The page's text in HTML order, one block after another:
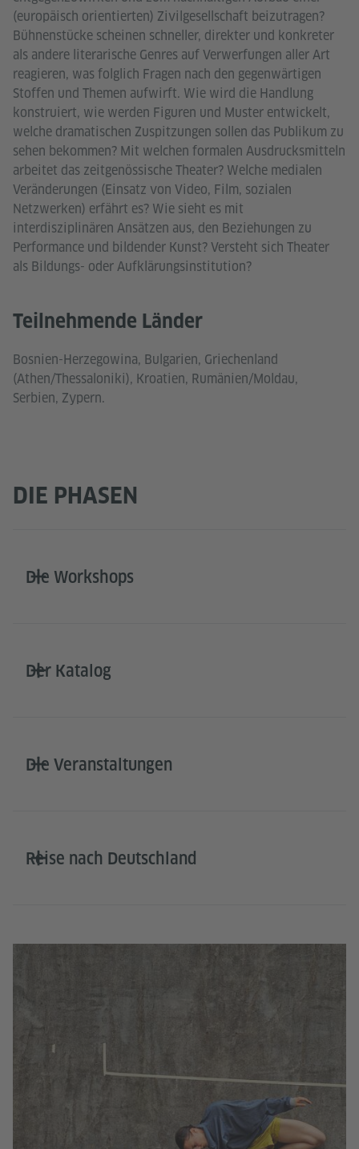
(europäisch orientierten) Zivilgesellschaft beizutragen?
Bühnenstücke scheinen schneller, direkter und konkreter
als andere literarische Genres auf Verwerfungen aller Art
reagieren, was folglich Fragen nach den gegenwärtigen
Stoffen und Themen aufwirft. Wie wird die Handlung
konstruiert, wie werden Figuren und Muster entwickelt,
welche dramatischen Zuspitzungen sollen das Publikum zu
sehen bekommen? Mit welchen formalen Ausdrucksmitteln
arbeitet das zeitgenössische Theater? Welche medialen
Veränderungen (Einsatz von Video, Film, sozialen
Netzwerken) erfährt es? Wie sieht es mit
interdisziplinären Ansätzen aus, den Beziehungen zu
Performance und bildender Kunst? Versteht sich Theater
als Bildungs- oder Aufklärungsinstitution?
Teilnehmende Länder
Bosnien-Herzegowina, Bulgarien, Griechenland
(Athen/Thessaloniki), Kroatien, Rumänien/Moldau,
Serbien, Zypern.
DIE PHASEN
Die Workshops
Der Katalog
Die Veranstaltungen
Reise nach Deutschland